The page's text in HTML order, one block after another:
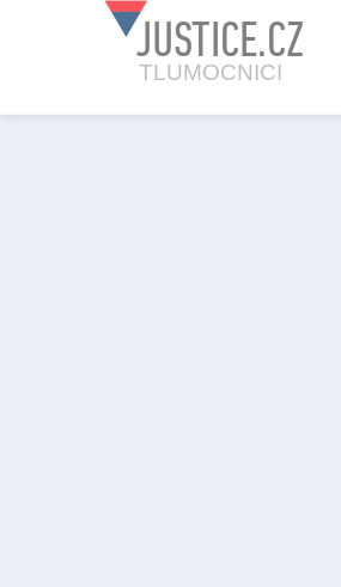
JUSTICE.CZ
TLUMOCNICI